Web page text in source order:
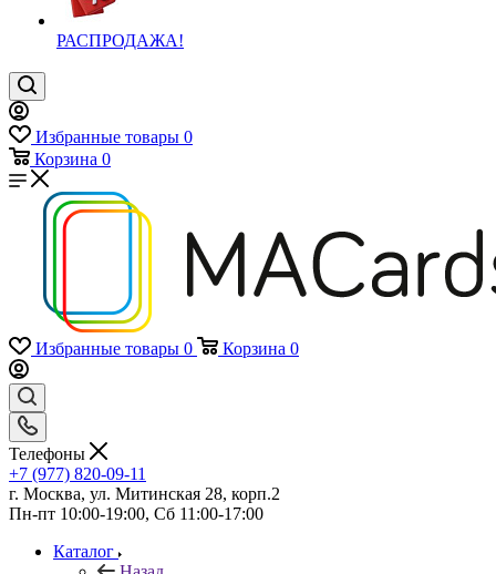
РАСПРОДАЖА!
Избранные товары 0
Корзина 0
Избранные товары 0 Корзина 0
Телефоны
+7 (977) 820-09-11
г. Москва, ул. Митинская 28, корп.2
Пн-пт 10:00-19:00, Сб 11:00-17:00
Каталог